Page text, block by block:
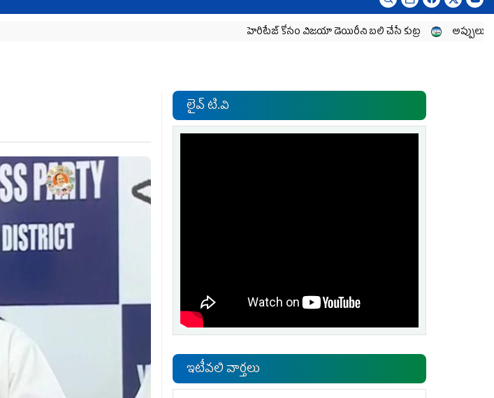
హెరిటేజ్ కోసం విజయా డెయిరీని బలి చేసే కుట్ర‌ అప్పులు పెంచి..
లైవ్ టి.వి
ఇటీవలి వార్తలు